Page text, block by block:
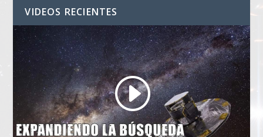
VIDEOS RECIENTES